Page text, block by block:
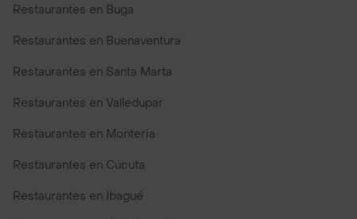
Restaurantes en Buga
Restaurantes en Buenaventura
Restaurantes en Santa Marta
Restaurantes en Valledupar
Restaurantes en Monteria
Restaurantes en Cúcuta
Restaurantes en Ibagué